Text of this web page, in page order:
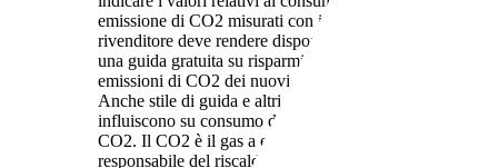
emissione di CO2 misurati con il ciclo WLTP. Il
rivenditore deve rendere disponibile nel punto vendita
una guida gratuita su risparmio di carburante e
emissioni di CO2 dei nuovi modelli di autovetture.
Anche stile di guida e altri fattori non tecnici
influiscono su consumo di carburante e emissioni di
CO2. Il CO2 è il gas a effetto serra principalmente
responsabile del riscaldamento terrestre.